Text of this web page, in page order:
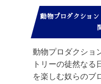
動物プロダクショ
動物プロダクショ
トリーの徒然なる
を楽しむ奴らのブ